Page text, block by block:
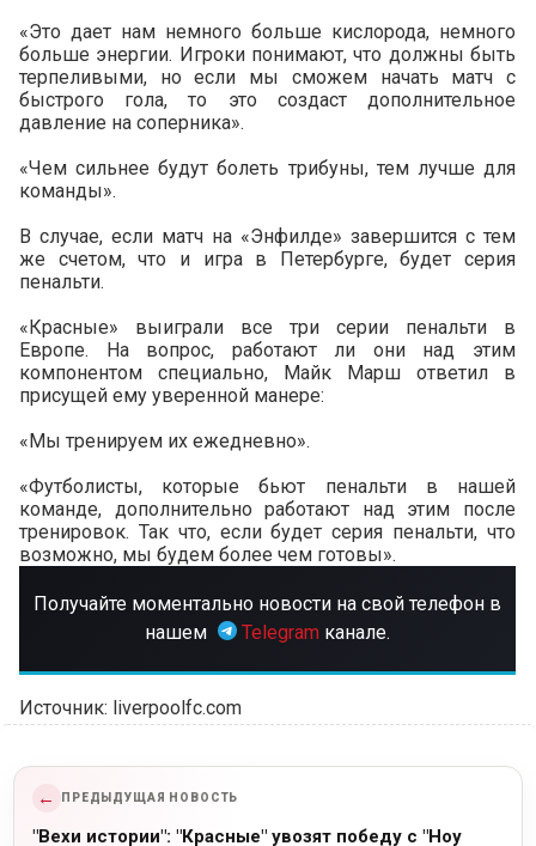
«Это дает нам немного больше кислорода, немного
больше энергии. Игроки понимают, что должны быть
терпеливыми, но если мы сможем начать матч с
быстрого гола, то это создаст дополнительное
давление на соперника».
«Чем сильнее будут болеть трибуны, тем лучше для
команды».
В случае, если матч на «Энфилде» завершится с тем
же счетом, что и игра в Петербурге, будет серия
пенальти.
«Красные» выиграли все три серии пенальти в
Европе. На вопрос, работают ли они над этим
компонентом специально, Майк Марш ответил в
присущей ему уверенной манере:
«Мы тренируем их ежедневно».
«Футболисты, которые бьют пенальти в нашей
команде, дополнительно работают над этим после
тренировок. Так что, если будет серия пенальти, что
возможно, мы будем более чем готовы».
Получайте моментально новости на свой телефон в
нашем
Telegram канале.
Источник: liverpoolfc.com
← ПРЕДЫДУЩАЯ НОВОСТЬ
"Вехи истории": "Красные" увозят победу с "Ноу